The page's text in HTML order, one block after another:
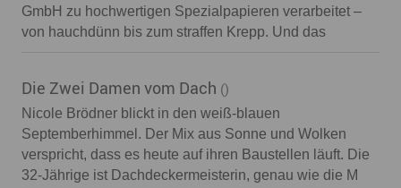
GmbH zu hochwertigen Spezialpapieren verarbeitet –
von hauchdünn bis zum straffen Krepp. Und das
Die Zwei Damen vom Dach ()
Nicole Brödner blickt in den weiß-blauen
Septemberhimmel. Der Mix aus Sonne und Wolken
verspricht, dass es heute auf ihren Baustellen läuft. Die
32-Jährige ist Dachdeckermeisterin, genau wie die M